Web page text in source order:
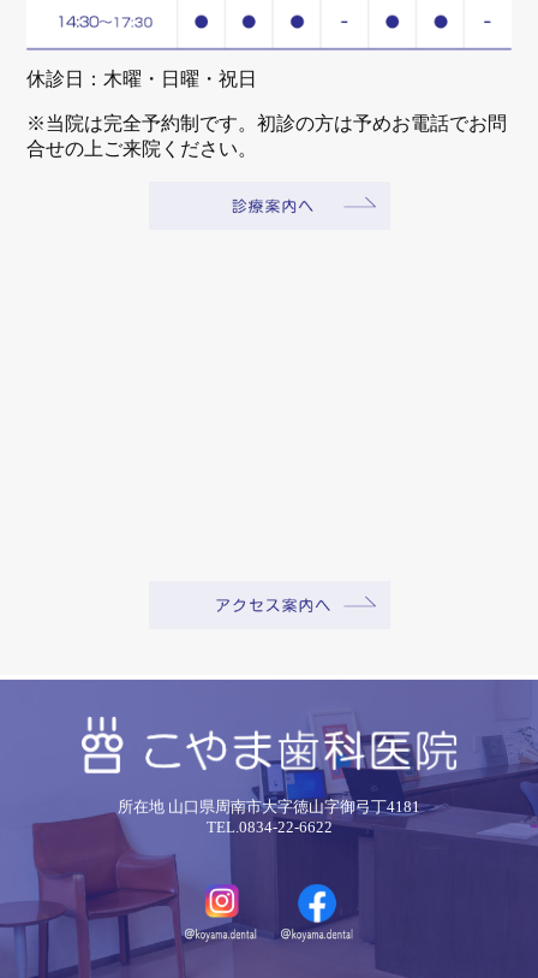
休診日：木曜・日曜・祝日
※当院は完全予約制です。初診の方は予めお電話でお問
合せの上ご来院ください。
所在地 山口県周南市大字徳山字御弓丁4181
TEL.0834-22-6622